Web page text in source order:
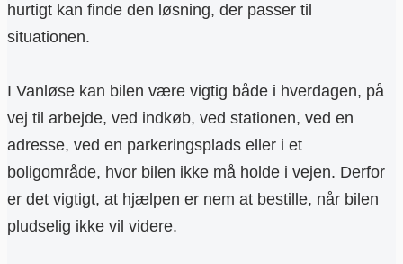
hurtigt kan finde den løsning, der passer til
situationen.
I Vanløse kan bilen være vigtig både i hverdagen, på
vej til arbejde, ved indkøb, ved stationen, ved en
adresse, ved en parkeringsplads eller i et
boligområde, hvor bilen ikke må holde i vejen. Derfor
er det vigtigt, at hjælpen er nem at bestille, når bilen
pludselig ikke vil videre.